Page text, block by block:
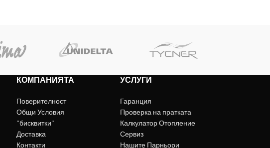
КОМПАНИЯТА
Поверителност
Общи Условия
"бисквитки"
Доставка
Контакти
УСЛУГИ
Гаранция
Проверка на пратката
Калкулатор Отопление
Сервиз
Нашите Парньори